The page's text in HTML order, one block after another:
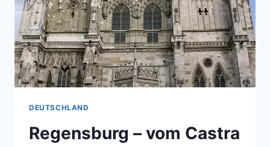
DEUTSCHLAND
Regensburg – vom Castra